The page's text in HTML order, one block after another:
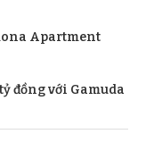
Apartment
đồng với Gamuda